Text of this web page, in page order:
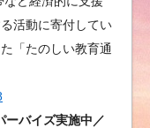
活動に寄付してい
「たのしい教育通
ーバイズ実施中／